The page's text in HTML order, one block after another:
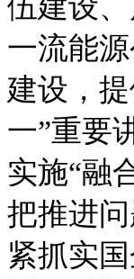
伍建设
一流能
建设，
一”重要
实施“融
把推进
紧抓实